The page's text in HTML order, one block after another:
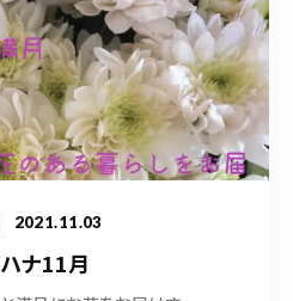
2021.11.03
ハナ11月